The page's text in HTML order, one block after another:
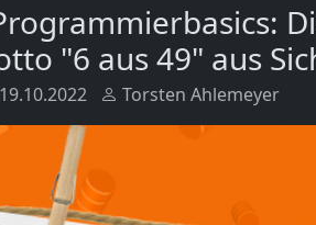
"6 aus 49" aus
19.10.2022 Torsten Ahlemeyer